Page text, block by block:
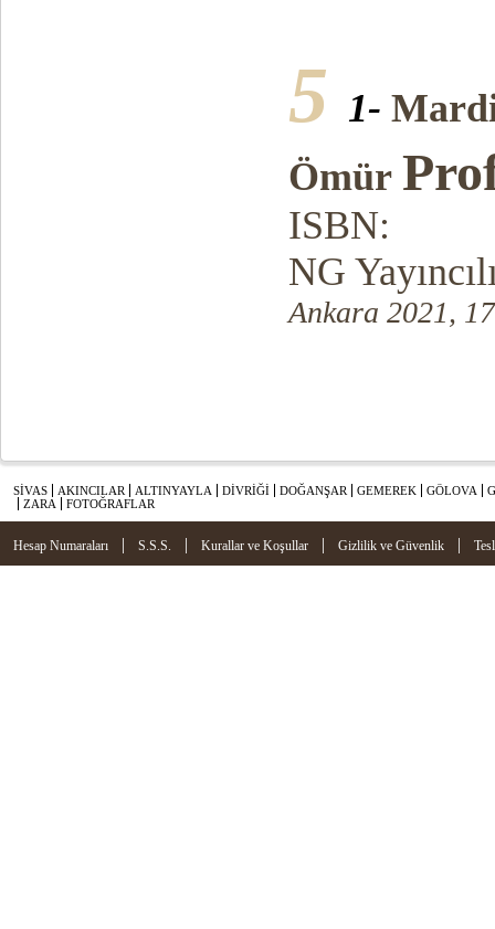
5 1-
Ömür
ISBN:
NG
Ankara 2021,
SİVAS AKINCILAR ALTINYAYLA DİVRİĞİ DOĞANŞAR GEMEREK GÖLOVA
ZARA
FOTOĞRAFLAR
Hesap Numaraları | S.S.S. | Kurallar ve Koşullar | Gizlilik ve Güvenlik |